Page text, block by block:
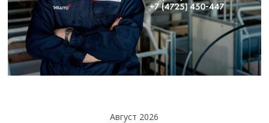
Август 2026